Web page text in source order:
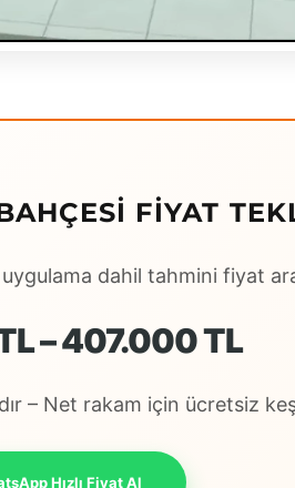
FIYAT
dahil tahmini fiyat
– 407.000 TL
– Net rakam için ücretsiz
Hızlı Fiyat Al